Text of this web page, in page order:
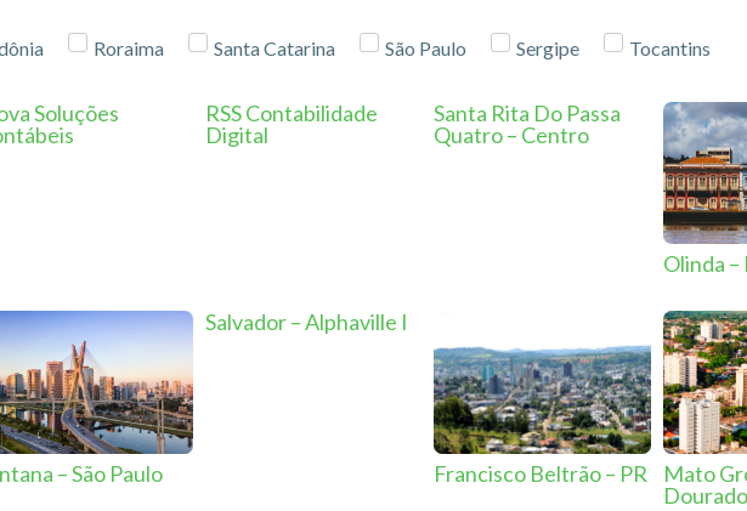
Roraima Santa Catarina São Paulo Sergipe Tocantins
Soluções
RSS Contabilidade
Digital
Santa Rita Do Passa
Quatro – Centro
Olinda –
– São Paulo
Salvador – Alphaville I
Francisco Beltrão – PR
Mato